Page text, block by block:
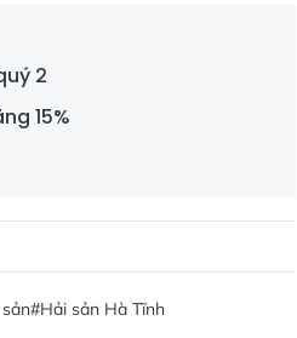
2
15%
#Hải sản Hà Tĩnh